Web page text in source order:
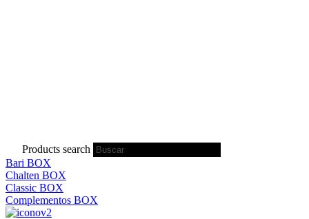
Products search
Bari BOX
Chalten BOX
Classic BOX
Complementos BOX